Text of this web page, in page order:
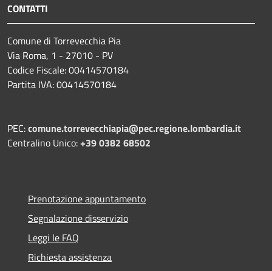
CONTATTI
Comune di Torrevecchia Pia
Via Roma, 1 - 27010 - PV
Codice Fiscale: 00414570184
Partita IVA: 00414570184
PEC:comune.torrevecchiapia@pec.regione.lombardia.it
Centralino Unico:+39 0382 68502
Prenotazione appuntamento
Segnalazione disservizio
Leggi le FAQ
Richiesta assistenza